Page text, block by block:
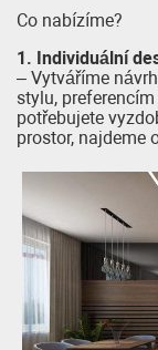
Co nabízíme?
1. Individuální
– Vytváříme
stylu,
potřebujete
prostor, najdeme